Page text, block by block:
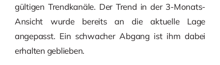
gültigen Trendkanäle. Der Trend in der 3-Monats-
Ansicht wurde bereits an die aktuelle Lage
angepasst. Ein schwacher Abgang ist ihm dabei
erhalten geblieben.